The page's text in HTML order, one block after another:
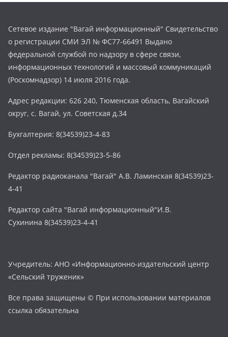
Сетевое издание "Вагай информационный" Свидетельство
о регистрации СМИ ЭЛ № ФС77-66491 Выдано
федеральной службой по надзору в сфере связи,
информационных технологий и массовый коммуникаций
(Роскомнадзор) 14 июля 2016 года.
Адрес редакции: 626 240, Тюменская область, Вагайский
округ, с. Вагай, ул. Советская д.34
Бухгалтерия: 8(34539)23-4-83
Отдел рекламы: 8(34539)23-5-86
Редактор радиоканала "Вагай" А.В. Ламинская 8(34539)23-
4-41
Редактор сайта "Вагай информационный"И.В.
Сухинина 8(34539)23-4-41
Учредитель: АНО «Информационно-издательский центр
«Сельский труженик»
Все права защищены © При использовании материалов
ссылка обязательна